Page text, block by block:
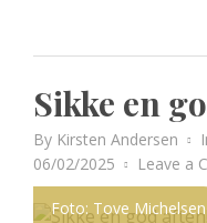
Sikke en
By Kirsten Andersen
06/02/2025 Leave a
Foto: Tove Michelsen